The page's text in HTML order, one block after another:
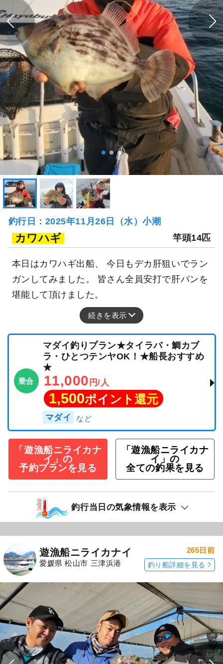
釣行日：2025年11月26日（水）小潮
カワハギ 竿頭14匹
本日はカワハギ出船、 今日もデカ肝狙いでラン
ガンしてみました。 皆さん全員安打で肝パンを
堪能して頂けました。
続きを表示
乗合
マダイ釣りプラン★タイラバ・鯛カブ
ラ・ひとつテンヤOK！★船長おすすめ
★
11,000 円/人
1,500ポイント還元
マダイ
「遊漁船ニライカナ
イ」の
予約プランを見る
「遊漁船ニライカナ
イ」の
全ての釣果を見る
釣行当日の気象情報を表示
遊漁船ニライカナイ
愛媛県 松山市 三津浜港
265日前
釣り船詳細を見る